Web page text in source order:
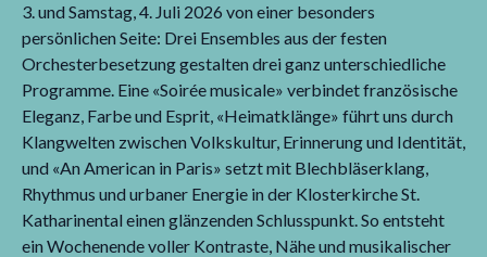
3. und Samstag, 4. Juli 2026 von einer besonders
persönlichen Seite: Drei Ensembles aus der festen
Orchesterbesetzung gestalten drei ganz unterschiedliche
Programme. Eine «Soirée musicale» verbindet französische
Eleganz, Farbe und Esprit, «Heimatklänge» führt uns durch
Klangwelten zwischen Volkskultur, Erinnerung und Identität,
und «An American in Paris» setzt mit Blechbläserklang,
Rhythmus und urbaner Energie in der Klosterkirche St.
Katharinental einen glänzenden Schlusspunkt. So entsteht
ein Wochenende voller Kontraste, Nähe und musikalischer